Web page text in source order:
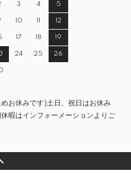
3 4 5
10 11 12
17 18 19
24 25 26
お休みです)土日、祝日はお休み
暇はインフォーメーションよりご